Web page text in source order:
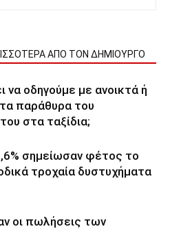
ΑΠΟ ΤΟΝ ΔΗΜΙΟΥΡΓΟ
να οδηγούμε με ανοικτά ή
παράθυρα του
στα ταξίδια;
σημείωσαν φέτος το
τροχαία δυστυχήματα
οι πωλήσεις των